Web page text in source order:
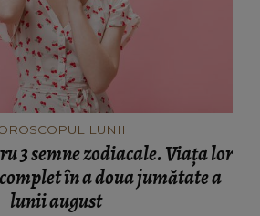
LUNII
3 semne zodiacale. Viața lor
în a doua jumătate a
lunii august